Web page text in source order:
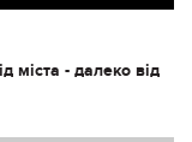
міста - далеко від